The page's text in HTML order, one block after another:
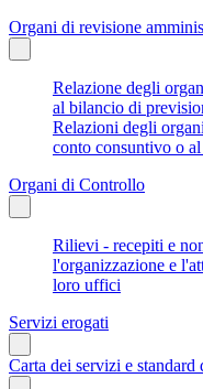
Organi di revisione
Relazione degli
al bilancio di
Relazioni degli
conto consuntivo o
Organi di Controllo
Rilievi - recepiti e
l'organizzazione e
loro uffici
Servizi erogati
Carta dei servizi e standard